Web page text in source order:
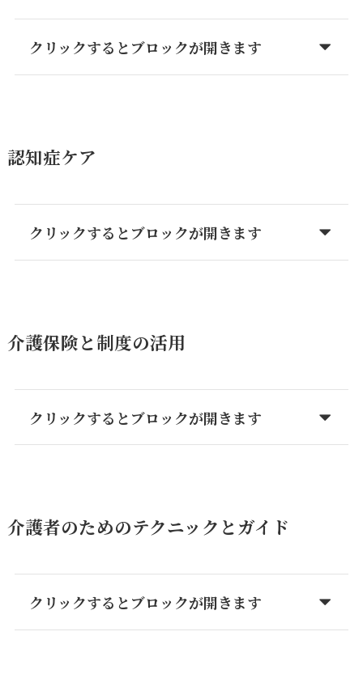
クリックするとブロックが開きます
認知症ケア
クリックするとブロックが開きます
介護保険と制度の活用
クリックするとブロックが開きます
介護者のためのテクニックとガイド
クリックするとブロックが開きます